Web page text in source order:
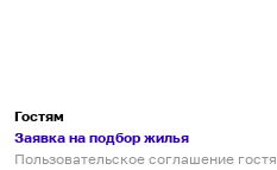
Гостям
Заявка на подбор жилья
Пользовательское соглашение гостя